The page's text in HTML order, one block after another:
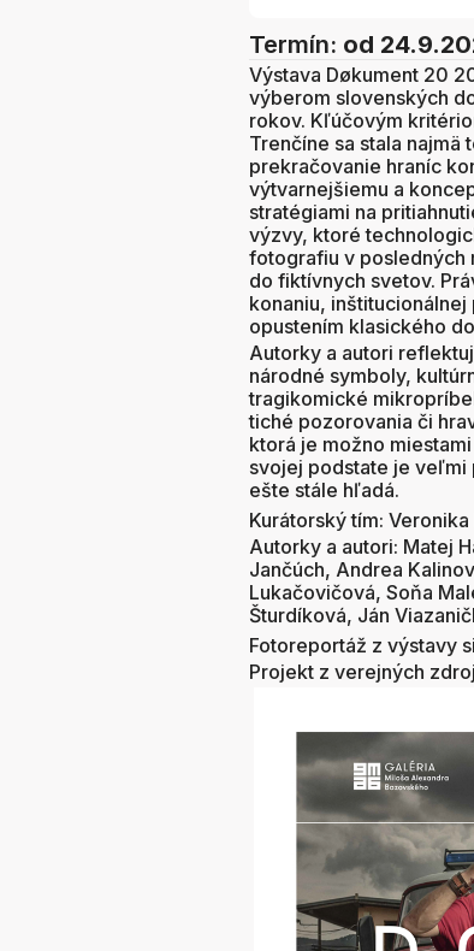
Termín: od
Výstava Døkument 20
výberom slovenských
rokov. Kľúčovým
Trenčíne sa stala
prekračovanie hraníc
výtvarnejšiemu a
stratégiami na
výzvy, ktoré
fotografiu v posledných
do fiktívnych svetov.
konaniu,
opustením klasického
Autorky a autori
národné symboly,
tragikomické
tiché pozorovania či
ktorá je možno
svojej podstate je veľmi
ešte stále hľadá.
Kurátorský tím:
Autorky a autori: Matej
Jančúch, Andrea
Lukačovičová, Soňa
Šturdíková, Ján
Fotoreportáž z výstavy
Projekt z verejných